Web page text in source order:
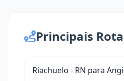
Principais
Riachuelo - RN para